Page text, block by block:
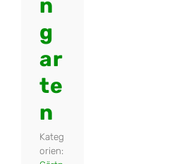
n
g
ar
te
n
Kateg
orien: